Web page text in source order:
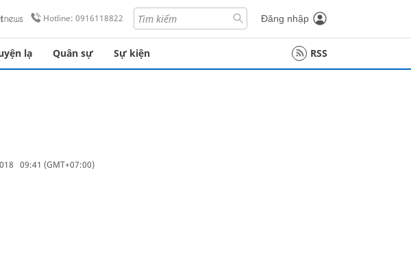
Hotline: 0916118822 Đăng nhập
lạ Quân sự Sự kiện RSS
09:41 (GMT+07:00)